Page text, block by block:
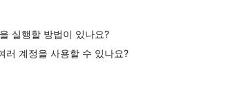
실행할 방법이 있나요?
러 계정을 사용할 수 있나요?